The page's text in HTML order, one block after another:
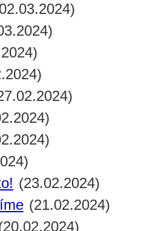
(23.02.2024)
(21.02.2024)